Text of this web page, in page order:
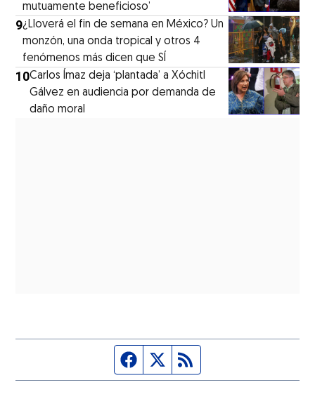
mutuamente beneficioso’
9¿Lloverá el fin de semana en México? Un
monzón, una onda tropical y otros 4
fenómenos más dicen que SÍ
10Carlos Ímaz deja ‘plantada’ a Xóchitl
Gálvez en audiencia por demanda de
daño moral
Página de Facebook
Fuente Twitter